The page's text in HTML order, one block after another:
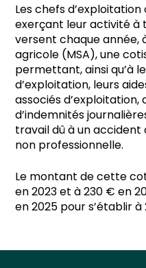
Les chefs
exerçant leur activité à
versent chaque année,
agricole (MSA), une
permettant, ainsi qu’à
d’exploitation, leurs
associés d’exploitation,
d’indemnités
travail dû à un accident
non professionnelle.
Le montant de cette
en 2023 et à 230 € en
en 2025 pour s’établir à